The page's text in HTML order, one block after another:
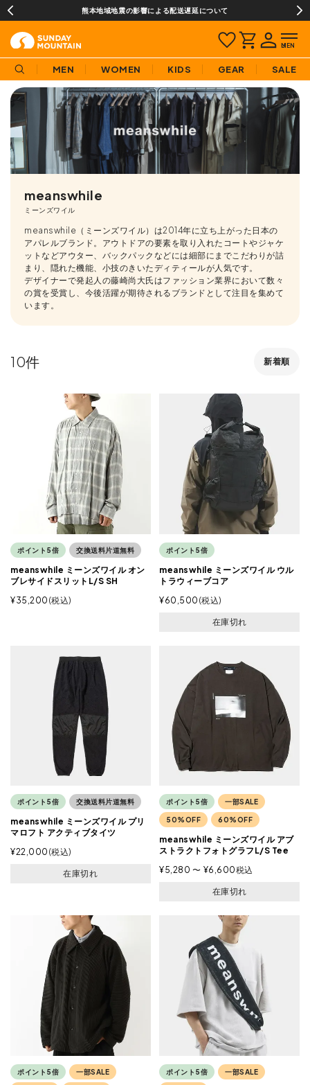
熊本地域地震の影響による配送遅延について
MEN WOMEN KIDS GEAR SALE
meanswhile
ミーンズワイル
meanswhile（ミーンズワイル）は2014年に立ち上がった日本の
アパレルブランド。アウトドアの要素を取り入れたコートやジャケ
ットなどアウター、バックパックなどには細部にまでこだわりが詰
まり、隠れた機能、小技のきいたディティールが人気です。
デザイナーで発起人の藤崎尚大氏はファッション業界において数々
の賞を受賞し、今後活躍が期待されるブランドとして注目を集めて
います。
新着順
10
ポイント5倍 交換送料片道無料
meanswhile ミーンズワイル オン
ブレサイドスリットL/S SH
¥35,200 税込
ポイント5倍
meanswhile ミーンズワイル ウル
トラウィーブコア
¥60,500 税込
在庫切れ
ポイント5倍 交換送料片道無料
meanswhile ミーンズワイル プリ
マロフト アクティブタイツ
¥22,000 税込
在庫切れ
ポイント5倍 一部SALE
50%OFF 60%OFF
meanswhile ミーンズワイル アブ
ストラクトフォトグラフL/S Tee
¥5,280 〜 ¥6,600税込
在庫切れ
ポイント5倍 一部SALE ポイント5倍 一部SALE